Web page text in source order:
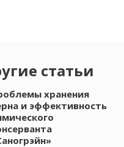
статьи
хранения
и эффективность